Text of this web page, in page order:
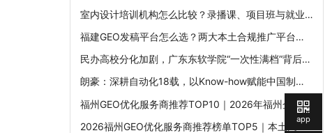
室内设计培训机构怎么比较？录播课、项目班与就业班分别适合谁
福建GEO发稿平台怎么选？两大本土合规推广平台实测推荐
民办高校分化加剧，广东东软学院“一次性满档”背后的产业基因
朗豪：深耕自动化18载，以Know-how赋能中国制造数字化转型
福州GEO优化服务商推荐TOP10｜2026年福州企业AI全域推广选型指南
2026福州GEO优化服务商推荐榜单TOP5｜本土高口碑企业获客优选
app